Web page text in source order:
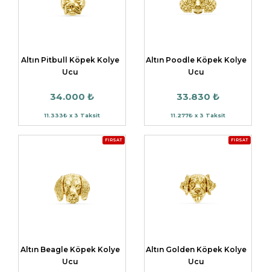
Altın Pitbull Köpek Kolye
Ucu
34.000 ₺
11.333₺ x 3 Taksit
Altın Poodle Köpek Kolye
Ucu
33.830 ₺
11.277₺ x 3 Taksit
FIRSAT
Altın Beagle Köpek Kolye
Ucu
FIRSAT
Altın Golden Köpek Kolye
Ucu